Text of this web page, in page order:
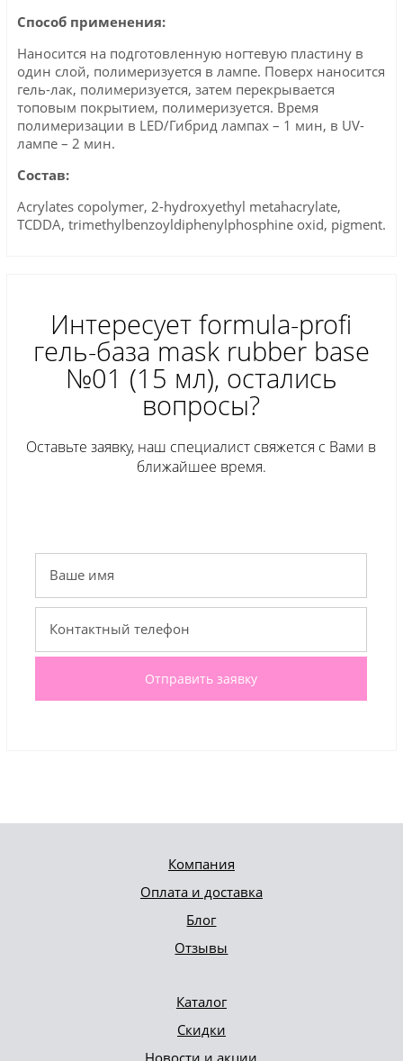
Способ применения:
Наносится на подготовленную ногтевую пластину в
один слой, полимеризуется в лампе. Поверх наносится
гель-лак, полимеризуется, затем перекрывается
топовым покрытием, полимеризуется. Время
полимеризации в LED/Гибрид лампах – 1 мин, в UV-
лампе – 2 мин.
Состав:
Acrylates copolymer, 2-hydroxyethyl metahacrylate,
TCDDA, trimethylbenzoyldiphenylphosphine oxid, pigment.
Интересует formula-profi
гель-база mask rubber base
№01 (15 мл), остались
вопросы?
Оставьте заявку, наш специалист свяжется с Вами в
ближайшее время.
Отправить заявку
Компания
Оплата и доставка
Блог
Отзывы
Каталог
Скидки
Новости и акции